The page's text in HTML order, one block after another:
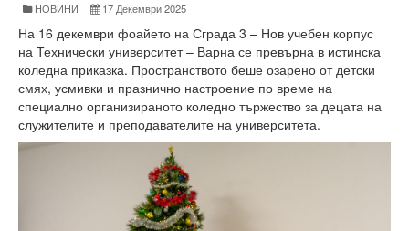
Органи за управление
Факултети и Колежи
Факултети
Машинно-технологичен факултет
Корабостроителен факултет
Електротехнически факултет
НОВИНИ 17 Декември 2025
На 16 декември фоайето на Сграда 3 – Нов учебен корпус
на Технически университет – Варна се превърна в истинска
коледна приказка. Пространството беше озарено от детски
смях, усмивки и празнично настроение по време на
специално организираното коледно тържество за децата на
служителите и преподавателите на университета.